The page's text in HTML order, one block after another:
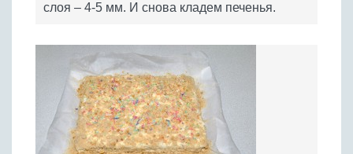
слоя – 4-5 мм. И снова кладем печенья.